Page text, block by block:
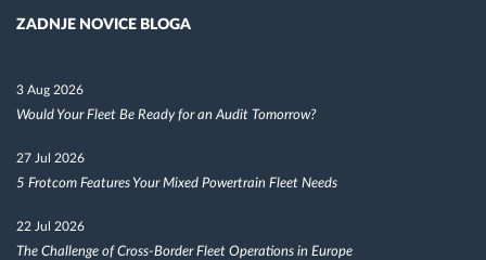
ZADNJE NOVICE BLOGA
3 Aug 2026
Would Your Fleet Be Ready for an Audit Tomorrow?
27 Jul 2026
5 Frotcom Features Your Mixed Powertrain Fleet Needs
22 Jul 2026
The Challenge of Cross-Border Fleet Operations in Europe